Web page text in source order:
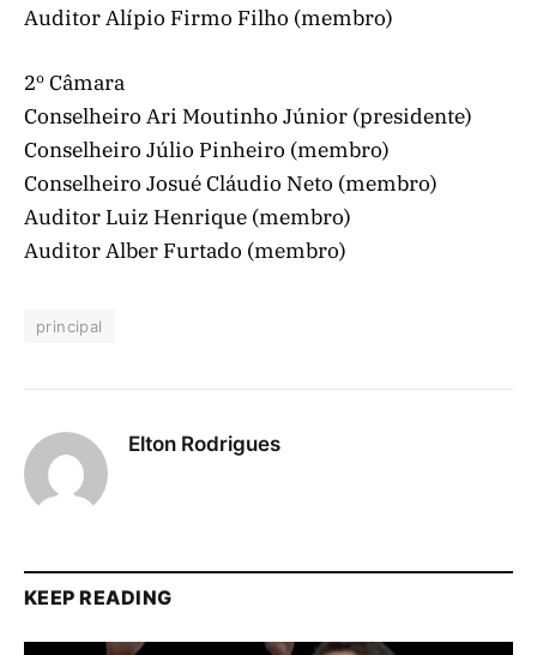
Auditor Alípio Firmo Filho (membro)
2º Câmara
Conselheiro Ari Moutinho Júnior (presidente)
Conselheiro Júlio Pinheiro (membro)
Conselheiro Josué Cláudio Neto (membro)
Auditor Luiz Henrique (membro)
Auditor Alber Furtado (membro)
principal
Elton Rodrigues
KEEP READING